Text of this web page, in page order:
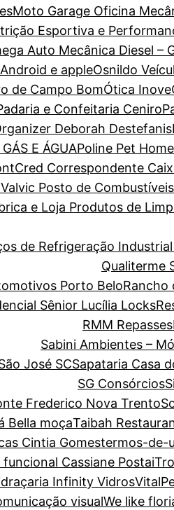
Moto Garage Oficina
Esportiva e
Auto Mecânica Diesel –
e appleOsnildo
de Campo BomÓtica Inove
e Confeitaria Ceniro
Deborah Destefanis
E ÁGUAPoline Pet
Correspondente
Posto de
e Loja Produtos de
de Refrigeração
Qualiterme
Porto BeloRancho
Sênior Lucília Locks
RMM Repasses
Sabini Ambientes –
José SCSapataria Casa
SG Consórcios
Frederico Nova Trento
Bella moçaTaibah
Cintia Gomestermos-de-
Cassiane Postai
Infinity Vidros
visualWe like